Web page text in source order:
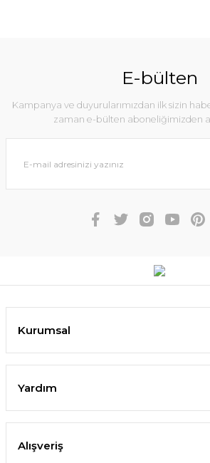
E-bülten
Kampanya ve duyurularımızdan ilk sizin
zaman e-bülten aboneliğimizden
Kurumsal
Yardım
Alışveriş